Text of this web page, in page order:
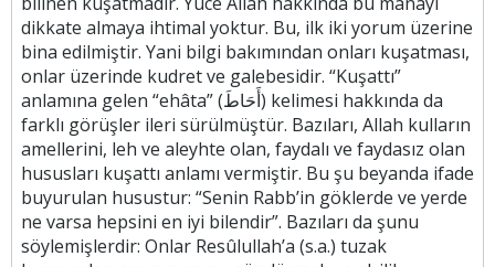
dikkate almaya ihtimal yoktur. Bu, ilk iki yorum üzerine
bina edilmiştir. Yani bilgi bakımından onları kuşatması,
onlar üzerinde kudret ve galebesidir. “Kuşattı”
anlamına gelen “ehâta” (أَحَاطَ) kelimesi hakkında da
farklı görüşler ileri sürülmüştür. Bazıları, Allah kulların
amellerini, leh ve aleyhte olan, faydalı ve faydasız olan
hususları kuşattı anlamı vermiştir. Bu şu beyanda ifade
buyurulan husustur: “Senin Rabb’in göklerde ve yerde
ne varsa hepsini en iyi bilendir”. Bazıları da şunu
söylemişlerdir: Onlar Resûlullah’a (s.a.) tuzak